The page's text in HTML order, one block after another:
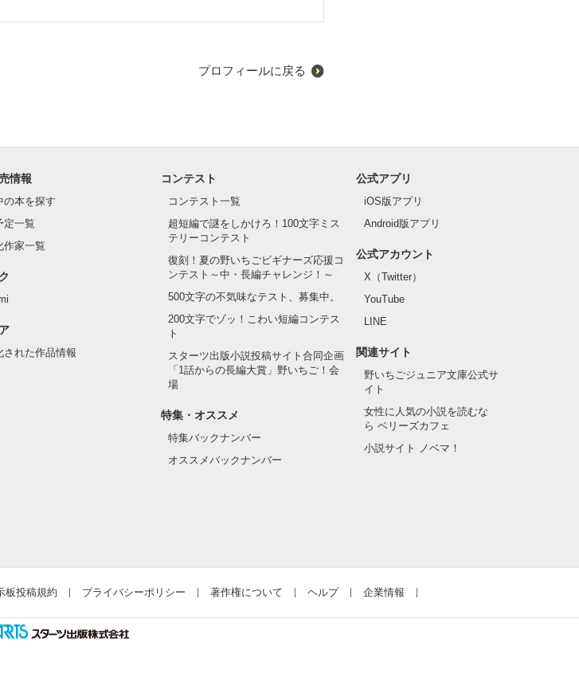
大好き！
プロフィールに戻る
情報
の本を探す
定一覧
作家一覧
された作品情報
コンテスト
コンテスト一覧
超短編で謎をしかけろ！100文字ミス
テリーコンテスト
復刻！夏の野いちごビギナーズ応援コ
ンテスト～中・長編チャレンジ！～
500文字の不気味なテスト、募集中。
200文字でゾッ！こわい短編コンテス
ト
スターツ出版小説投稿サイト合同企画
「1話からの長編大賞」野いちご！会
場
特集・オススメ
特集バックナンバー
オススメバックナンバー
公式アプリ
iOS版アプリ
Android版アプリ
公式アカウント
X（Twitter）
YouTube
LINE
関連サイト
野いちごジュニア文庫公式サ
イト
女性に人気の小説を読むな
ら ベリーズカフェ
小説サイト ノベマ！
板投稿規約 プライバシーポリシー 著作権について ヘルプ 企業情報